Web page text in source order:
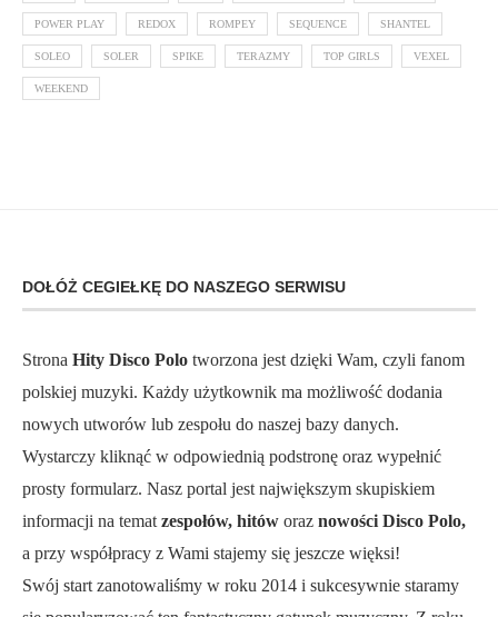
POWER PLAY REDOX ROMPEY SEQUENCE SHANTEL
SOLEO SOLER SPIKE TERAZMY TOP GIRLS VEXEL
WEEKEND
DOŁÓŻ CEGIEŁKĘ DO NASZEGO SERWISU
Strona Hity Disco Polo tworzona jest dzięki Wam, czyli fanom
polskiej muzyki. Każdy użytkownik ma możliwość dodania
nowych utworów lub zespołu do naszej bazy danych.
Wystarczy kliknąć w odpowiednią podstronę oraz wypełnić
prosty formularz. Nasz portal jest największym skupiskiem
informacji na temat zespołów, hitów oraz nowości Disco Polo,
a przy współpracy z Wami stajemy się jeszcze więksi!
Swój start zanotowaliśmy w roku 2014 i sukcesywnie staramy